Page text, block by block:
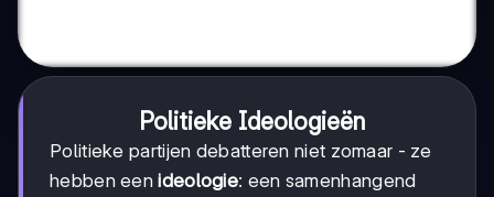
Politieke Ideologieën
Politieke partijen debatteren niet zomaar - ze
hebben eenideologie: een samenhangend